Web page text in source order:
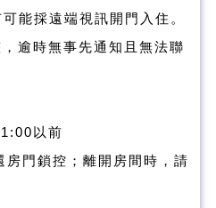
採遠端視訊開門入住。
逾時無事先通知且無法聯
以前
房門鎖控；離開房間時，請